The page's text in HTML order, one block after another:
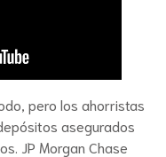
pero los ahorristas
asegurados
JP Morgan Chase